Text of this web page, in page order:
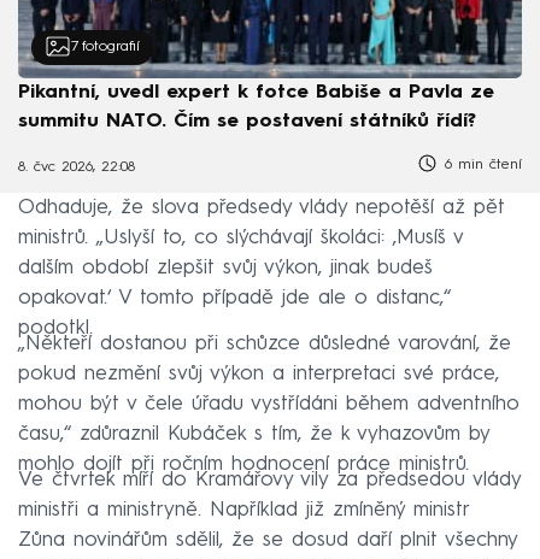
7 fotografií
Pikantní, uvedl expert k fotce Babiše a Pavla ze
summitu NATO. Čím se postavení státníků řídí?
8. čvc 2026, 22:08 6 min čtení
Odhaduje, že slova předsedy vlády nepotěší až pět
ministrů. „Uslyší to, co slýchávají školáci: ‚Musíš v
dalším období zlepšit svůj výkon, jinak budeš
opakovat.‘ V tomto případě jde ale o distanc,“
podotkl.
„Někteří dostanou při schůzce důsledné varování, že
pokud nezmění svůj výkon a interpretaci své práce,
mohou být v čele úřadu vystřídáni během adventního
času,“ zdůraznil Kubáček s tím, že k vyhazovům by
mohlo dojít při ročním hodnocení práce ministrů.
Ve čtvrtek míří do Kramářovy vily za předsedou vlády
ministři a ministryně. Například již zmíněný ministr
Zůna novinářům sdělil, že se dosud daří plnit všechny